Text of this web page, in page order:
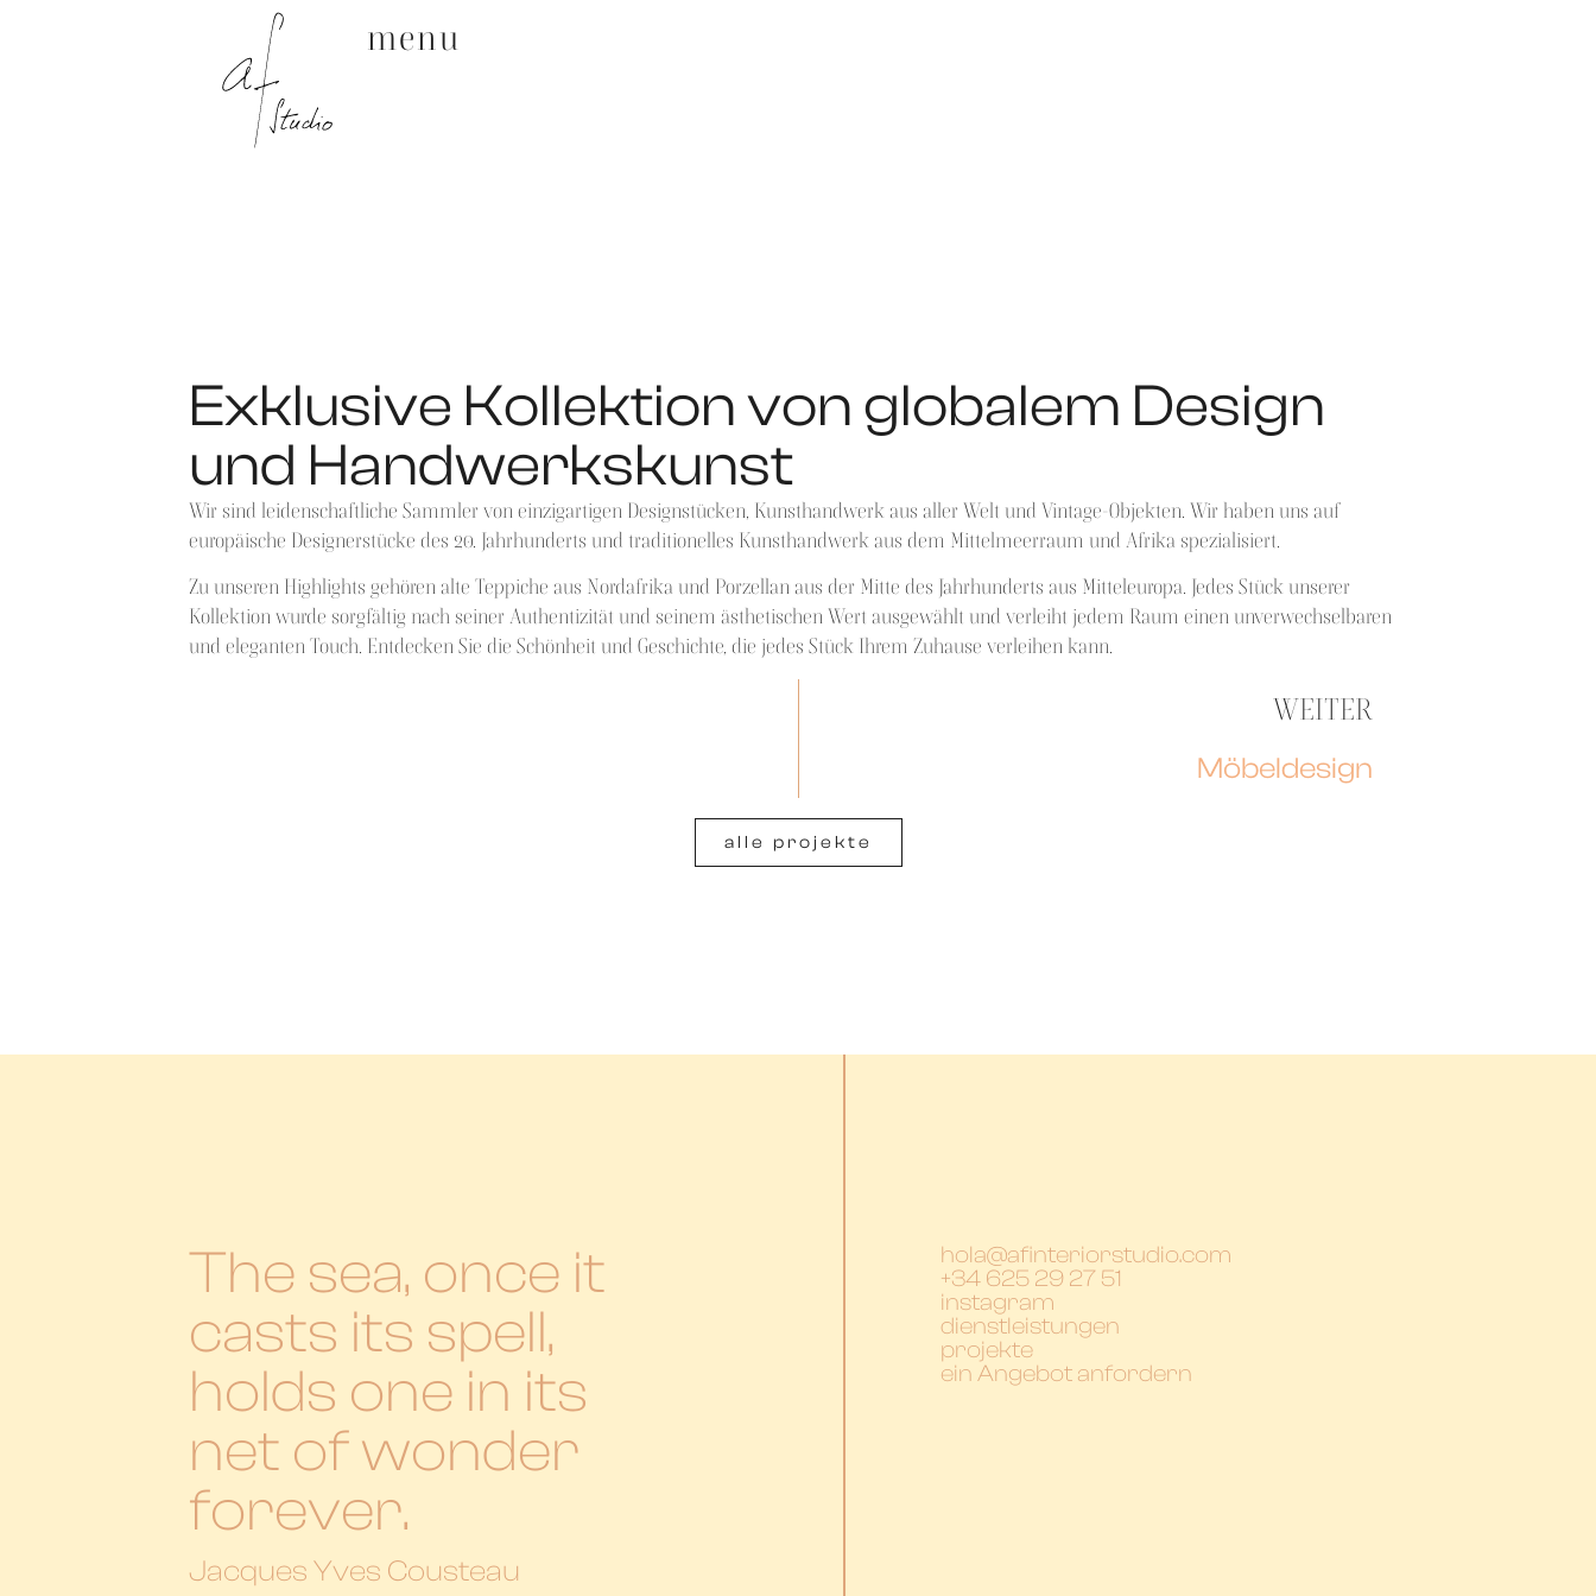
menu
Exklusive Kollektion von globalem Design
und Handwerkskunst
Wir sind leidenschaftliche Sammler von einzigartigen Designstücken, Kunsthandwerk aus aller Welt und Vintage-Objekten. Wir haben uns auf
europäische Designerstücke des 20. Jahrhunderts und traditionelles Kunsthandwerk aus dem Mittelmeerraum und Afrika spezialisiert.
Zu unseren Highlights gehören alte Teppiche aus Nordafrika und Porzellan aus der Mitte des Jahrhunderts aus Mitteleuropa. Jedes Stück unserer
Kollektion wurde sorgfältig nach seiner Authentizität und seinem ästhetischen Wert ausgewählt und verleiht jedem Raum einen unverwechselbaren
und eleganten Touch. Entdecken Sie die Schönheit und Geschichte, die jedes Stück Ihrem Zuhause verleihen kann.
WEITER
Möbeldesign
alle projekte
The sea, once it
casts its spell,
holds one in its
net of wonder
forever.
Jacques Yves Cousteau
hola@afinteriorstudio.com
+34 625 29 27 51
instagram
dienstleistungen
projekte
ein Angebot anfordern